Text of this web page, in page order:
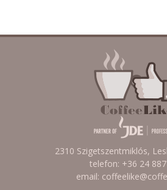
2310 Szigetszentmiklós,
telefon: +36 24
email: